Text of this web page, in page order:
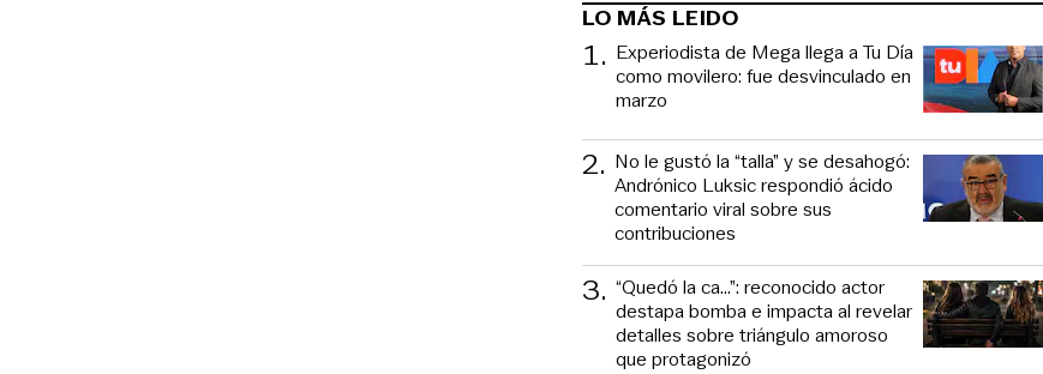
LO MÁS LEIDO
1. Experiodista de Mega llega a Tu Día
como movilero: fue desvinculado en
marzo
2. No le gustó la “talla” y se desahogó:
Andrónico Luksic respondió ácido
comentario viral sobre sus
contribuciones
3. “Quedó la ca...”: reconocido actor
destapa bomba e impacta al revelar
detalles sobre triángulo amoroso
que protagonizó